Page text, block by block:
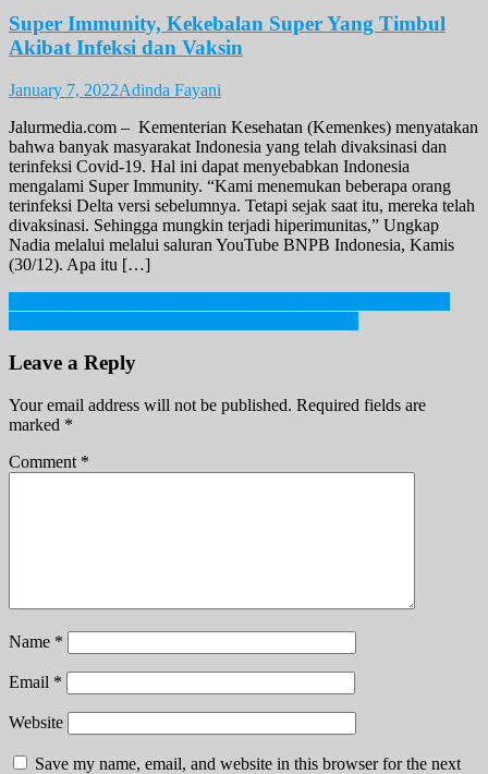
Super Immunity, Kekebalan Super Yang Timbul
Akibat Infeksi dan Vaksin
January 7, 2022Adinda Fayani
Jalurmedia.com – Kementerian Kesehatan (Kemenkes) menyatakan
bahwa banyak masyarakat Indonesia yang telah divaksinasi dan
terinfeksi Covid-19. Hal ini dapat menyebabkan Indonesia
mengalami Super Immunity. “Kami menemukan beberapa orang
terinfeksi Delta versi sebelumnya. Tetapi sejak saat itu, mereka telah
divaksinasi. Sehingga mungkin terjadi hiperimunitas,” Ungkap
Nadia melalui melalui saluran YouTube BNPB Indonesia, Kamis
(30/12). Apa itu […]
Post
navigation
Leave a Reply
Your email address will not be published. Required fields are
marked *
Comment *
Name *
Email *
Website
Save my name, email, and website in this browser for the next